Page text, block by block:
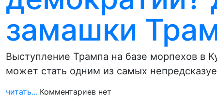
замашки
Выступление Трампа на базе морпехов
может стать одним из самых
читать... Комментариев нет